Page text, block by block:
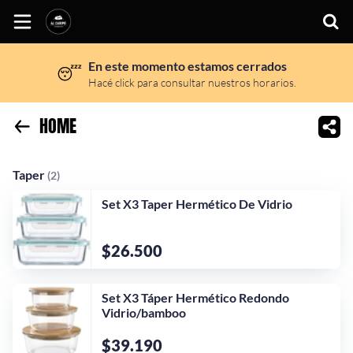
Inicio
Instagram
Facebook
😴 En este momento estamos cerrados
Hacé click para consultar nuestros horarios.
HOME
Taper(2)
Set X3 Taper Hermético De Vidrio
$26.500
Set X3 Táper Hermético Redondo
Vidrio/bamboo
$39.190